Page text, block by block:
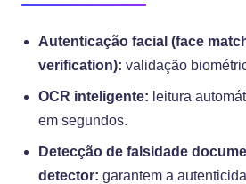
Autenticação facial (face
verification): validação
OCR inteligente: leitura
em segundos.
Detecção de falsidade
detector: garantem a